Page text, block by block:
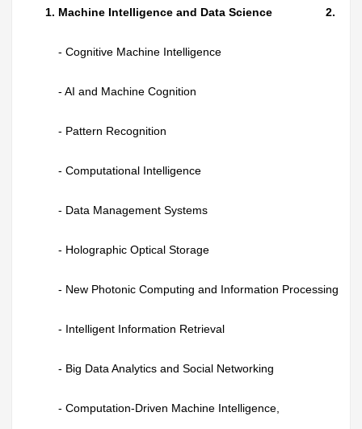
Machine Intelligence and Data Science
- Cognitive Machine Intelligence
- AI and Machine Cognition
- Pattern Recognition
- Computational Intelligence
- Data Management Systems
- Holographic Optical Storage
- New Photonic Computing and Information Processing
- Intelligent Information Retrieval
- Big Data Analytics and Social Networking
- Computation-Driven Machine Intelligence,